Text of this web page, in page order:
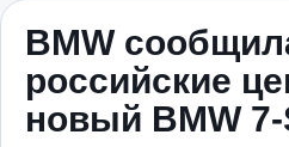
BMW
российские
новый BMW